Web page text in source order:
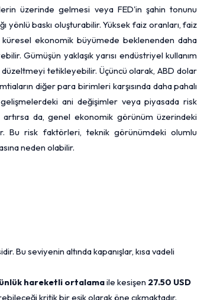
üzerinde gelmesi veya FED'in şahin tonunu
baskı oluşturabilir. Yüksek faiz oranları, faiz
ekonomik büyümede beklenenden daha
Gümüşün yaklaşık yarısı endüstriyel kullanım
tetikleyebilir. Üçüncü olarak, ABD dolar
diğer para birimleri karşısında daha pahalı
ani değişimler veya piyasada risk
artırsa da, genel ekonomik görünüm üzerindeki
Bu risk faktörleri, teknik görünümdeki olumlu
neden olabilir.
Bu seviyenin altında kapanışlar, kısa vadeli
hareketli ortalamaile kesişen 27.50 USD
kritik bir eşik olarak öne çıkmaktadır.